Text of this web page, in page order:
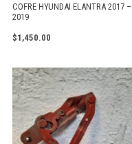
COFRE HYUNDAI ELANTRA 2017 –
2019
$1,450.00